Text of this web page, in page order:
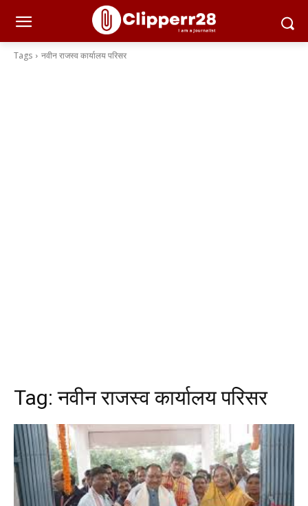
Tags नवीन राजस्व कार्यालय परिसर
Tag:नवीन राजस्व कार्यालय परिसर